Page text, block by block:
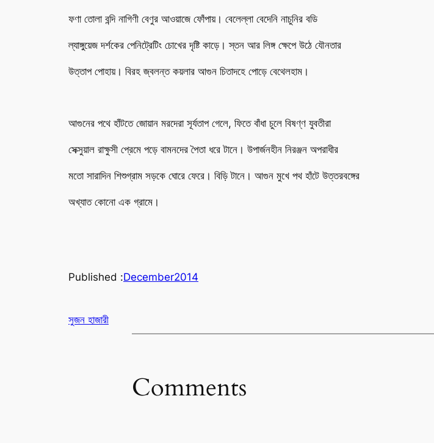
ফণা তোলা বন্দি নাগিণী বেণুর আওয়াজে ফোঁপায়। বেলেল্লা বেদেনি নাচুনির বডি
ল্যাঙ্গুয়েজ দর্শকের পেনিট্রেটিং চোখের দৃষ্টি কাড়ে। স্তন আর লিঙ্গ ক্ষেপে উঠে যৌনতার
উত্তাপ পোহায়। বিরহ জ্বলন্ত কয়লার আগুন চিতাদহে পোড়ে বেথেলহাম।
আগুনের পথে হাঁটতে জোয়ান মরদেরা সূর্যতাপ গেলে, ফিতে বাঁধা চুলে বিষণ্ণ যুবতীরা
সেক্সুয়াল রাক্ষুসী প্রেমে পড়ে বামনদের পৈতা ধরে টানে। উপার্জনহীন নিরঞ্জন অপরাধীর
মতো সারাদিন শিশুগ্রাম সড়কে ঘোরে ফেরে। বিড়ি টানে। আগুন মুখে পথ হাঁটে উত্তরবঙ্গের
অখ্যাত কোনো এক গ্রামে।
Published :December2014
সুজন হাজারী
Comments